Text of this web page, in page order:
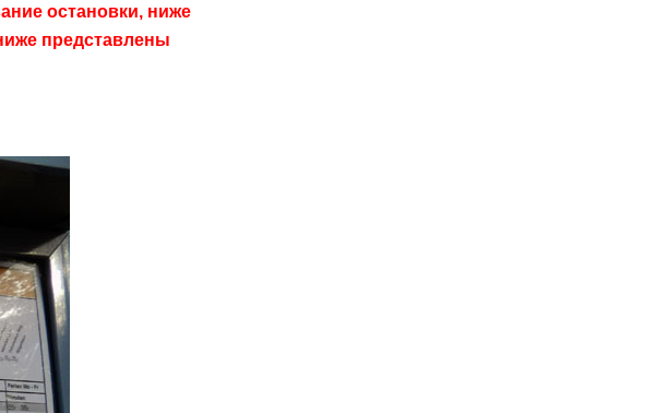
остановки, ниже
представлены